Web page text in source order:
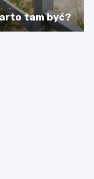
tam być?